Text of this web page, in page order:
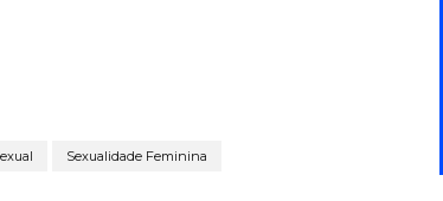
Sexualidade Feminina